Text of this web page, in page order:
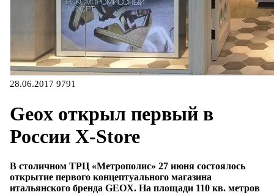
28.06.2017 9791
Geox открыл первый в
России X-Store
В столичном ТРЦ «Метрополис» 27 июня состоялось
открытие первого концептуального магазина
итальянского бренда GEOX. На площади 110 кв. метров